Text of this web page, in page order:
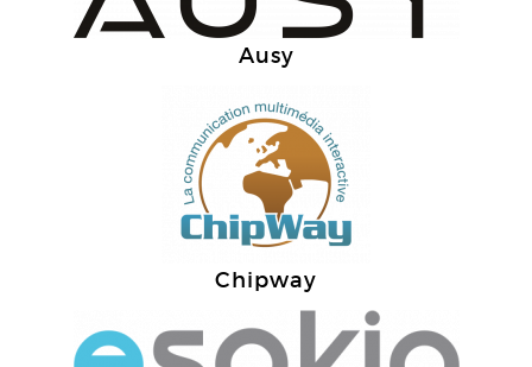
Ausy
Chipway